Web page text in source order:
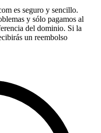
es seguro y sencillo.
y sólo pagamos al
del dominio. Si la
un reembolso